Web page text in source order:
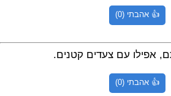
👍 אהבתי (0)
אפילו עם צעדים קטנים.
👍 אהבתי (0)